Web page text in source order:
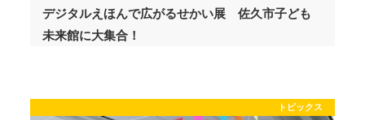
デジタルえほんで広がるせかい展 佐久市子ども
未来館に大集合！
トピックス